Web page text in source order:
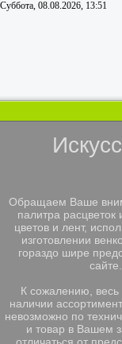
Суббота, 08.08.2026, 13:51
Обращаем Ваше
палитра расцветок
цветов и лент,
изготовлении
гораздо шире
сайте.
К сожалению,
наличии
невозможно по
и товар в Вашем